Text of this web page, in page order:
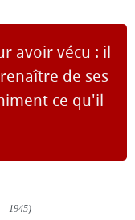
avoir vécu : il
de ses
ce qu'il
- 1945)